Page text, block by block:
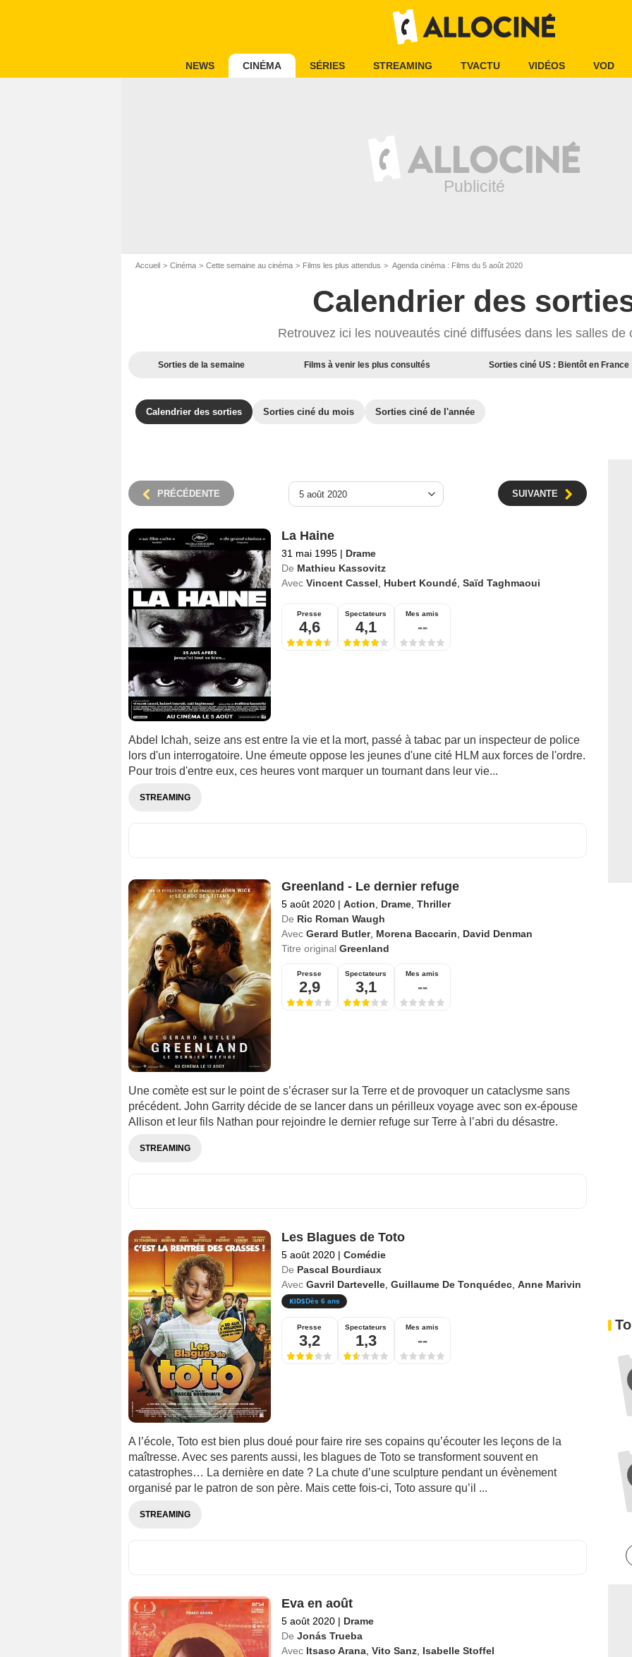
NEWS CINÉMA SÉRIES STREAMING TVACTU VIDÉOS VOD
Accueil Cinéma Cette semaine au cinéma Films les plus attendus Agenda cinéma : Films du 5 août 2020
Calendrier des
Retrouvez ici les nouveautés ciné diffusées dans les salles de
Sorties de la semaine Films à venir les plus consultés Sorties ciné US : Bientôt en France
Calendrier des sorties Sorties ciné du mois Sorties ciné de l'année
PRÉCÉDENTE SUIVANTE
La Haine
31 mai 1995 | Drame
De Mathieu Kassovitz
Avec Vincent Cassel Hubert Koundé, Saïd Taghmaoui
Presse
4,6
Spectateurs
4,1
Mes amis
--
Abdel Ichah, seize ans est entre la vie et la mort, passé à tabac par un inspecteur de police
lors d'un interrogatoire. Une émeute oppose les jeunes d'une cité HLM aux forces de l'ordre.
Pour trois d'entre eux, ces heures vont marquer un tournant dans leur vie...
STREAMING
Greenland - Le dernier refuge
5 août 2020 | Action Drame, Thriller
De Ric Roman Waugh
Avec Gerard Butler, Morena Baccarin
David Denman
Titre original Greenland
Presse
2,9
Spectateurs
3,1
Mes amis
--
Une comète est sur le point de s’écraser sur la Terre et de provoquer un cataclysme sans
précédent. John Garrity décide de se lancer dans un périlleux voyage avec son ex-épouse
Allison et leur fils Nathan pour rejoindre le dernier refuge sur Terre à l’abri du désastre.
STREAMING
Les Blagues de Toto
5 août 2020 | Comédie
De Pascal Bourdiaux
Avec Gavril Dartevelle, Guillaume De Tonquédec, Anne Marivin
Dès 6 ans
Presse
3,2
Spectateurs
1,3
Mes amis
--
A l’école, Toto est bien plus doué pour faire rire ses copains qu’écouter les leçons de la
maîtresse. Avec ses parents aussi, les blagues de Toto se transforment souvent en
catastrophes… La dernière en date ? La chute d’une sculpture pendant un évènement
organisé par le patron de son père. Mais cette fois-ci, Toto assure qu’il ...
STREAMING
Eva en août
5 août 2020 | Drame
De Jonás Trueba
Avec Itsaso Arana, Vito Sanz, Isabelle Stoffel